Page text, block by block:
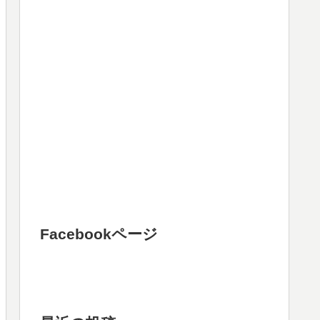
Facebookページ